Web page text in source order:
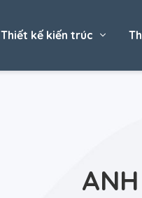
Thiết kế kiến trúc